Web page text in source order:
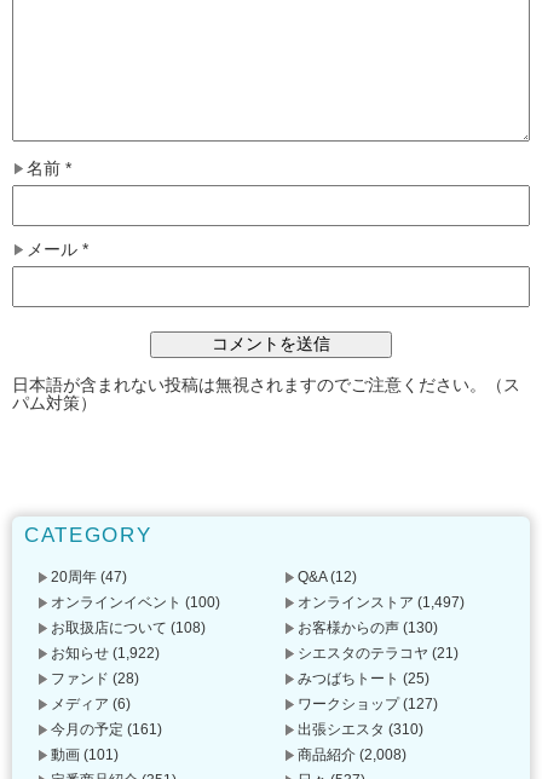
名前 *
メール *
日本語が含まれない投稿は無視されますのでご注意ください。（ス
パム対策）
CATEGORY
20周年 (47) Q&A(12)
オンラインイベント (100) オンラインストア (1,497)
お取扱店について (108) お客様からの声 (130)
お知らせ (1,922) シエスタのテラコヤ (21)
ファンド (28) みつばちトート (25)
メディア (6) ワークショップ(127)
今月の予定 (161) 出張シエスタ (310)
動画 (101) 商品紹介 (2,008)